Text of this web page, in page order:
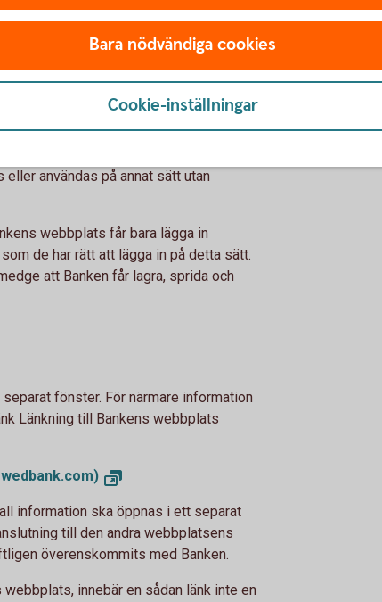
informationen på webbplatsen. Alla
överföring eller lagring av
rättsinnehavarens tillstånd är
utskrift för personligt bruk. Innehållet
enligt gällande
tydligt anges.
förekommer på webbplatsen får
användas på annat sätt utan
webbplats får bara lägga in
de har rätt att lägga in på detta sätt.
att Banken får lagra, sprida och
fönster. För närmare information
Länkning till Bankens webbplats
information ska öppnas i ett separat
till den andra webbplatsens
överenskommits med Banken.
innebär en sådan länk inte en
Bara nödvändiga cookies
Cookie-inställningar